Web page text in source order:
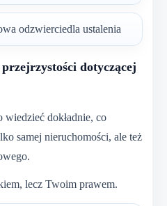
odzwierciedla ustalenia
dotyczącej
wiedzieć dokładnie, co
samej nieruchomości, ale też
lecz Twoim prawem.